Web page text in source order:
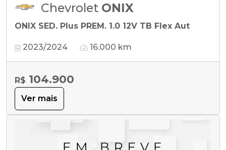
Chevrolet ONIX
ONIX SED. Plus PREM. 1.0 12V TB Flex Aut
2023/2024 16.000 km
R$ 104.900
Ver mais